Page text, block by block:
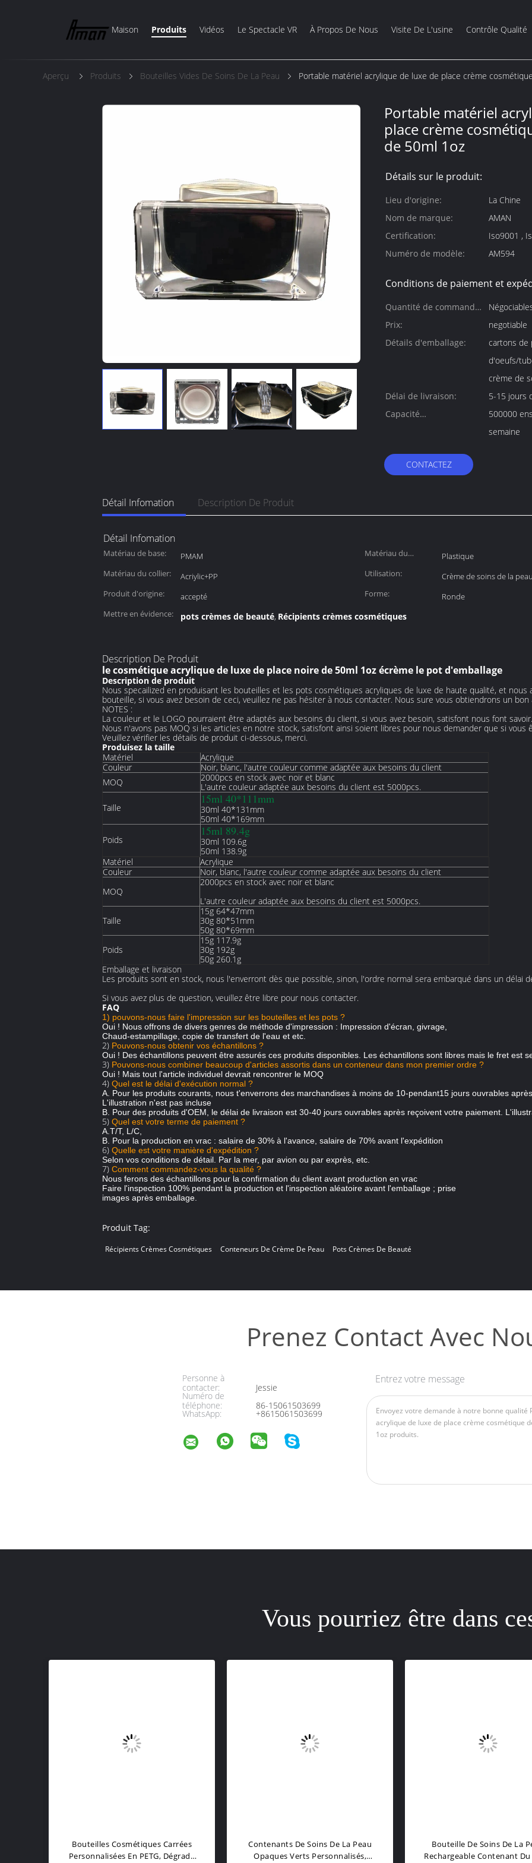
Maison Produits Vidéos Le Spectacle VR À Propos De Nous Visite De L'usine Contrôle Qualité
Aperçu Produits Bouteilles Vides De Soins De La Peau Portable matériel acrylique de luxe de place crème
Portable matériel
place crème
de 50ml 1oz
Détails sur le produit:
Lieu d'origine:
La Chine
Nom de marque:
AMAN
Certification:
Numéro de modèle:
AM594
Conditions de paiement et
Quantité de commande
min:
Prix:
negotiable
Détails d'emballage:
cartons de
d'oeufs/
crème de
Délai de livraison:
5-15 jours
Capacité
500000
semaine
CONTACTEZ
Détail Infomation Description De Produit
Détail Infomation
Matériau de base: PMAM
Matériau du
Plastique
Matériau du collier:
Acriylic+PP Utilisation:
Crème de soins de la
Produit d'origine:
accepté Forme:
Ronde
Mettre en évidence:
pots crèmes de beauté, Récipients crèmes cosmétiques
Description De Produit
le cosmétique acrylique de luxe de place noire de 50ml 1oz écrème le pot d'emballage
Description de produit
Nous specailized en produisant les bouteilles et les pots cosmétiques acryliques de luxe de haute qualité, et
bouteille, si vous avez besoin de ceci, veuillez ne pas hésiter à nous contacter. Nous sure vous obtiendrons un bon
NOTES :
La couleur et le LOGO pourraient être adaptés aux besoins du client, si vous avez besoin, satisfont nous font savoir.
Nous n'avons pas MOQ si les articles en notre stock, satisfont ainsi soient libres pour nous demander que si vous
Veuillez vérifier les détails de produit ci-dessous, merci.
Produisez la taille
Matériel
Acrylique
Couleur
Noir, blanc, l'autre couleur comme adaptée aux besoins du client
MOQ
2000pcs en stock avec noir et blanc
L'autre couleur adaptée aux besoins du client est 5000pcs.
Taille
15ml 40*111mm
30ml 40*131mm
50ml 40*169mm
Poids
15ml 89.4g
30ml 109.6g
50ml 138.9g
Matériel
Acrylique
Couleur
Noir, blanc, l'autre couleur comme adaptée aux besoins du client
MOQ
2000pcs en stock avec noir et blanc
L'autre couleur adaptée aux besoins du client est 5000pcs.
Taille
15g 64*47mm
30g 80*51mm
50g 80*69mm
Poids
15g 117.9g
30g 192g
50g 260.1g
Emballage et livraison
Les produits sont en stock, nous l'enverront dès que possible, sinon, l'ordre normal sera embarqué dans un délai
Si vous avez plus de question, veuillez être libre pour nous contacter.
FAQ
1) pouvons-nous faire l'impression sur les bouteilles et les pots ?
Oui ! Nous offrons de divers genres de méthode d'impression : Impression d'écran, givrage,
Chaud-estampillage, copie de transfert de l'eau et etc.
2) Pouvons-nous obtenir vos échantillons ?
Oui ! Des échantillons peuvent être assurés ces produits disponibles. Les échantillons sont libres mais le fret est
3) Pouvons-nous combiner beaucoup d'articles assortis dans un conteneur dans mon premier ordre ?
Oui ! Mais tout l'article individuel devrait rencontrer le MOQ
4) Quel est le délai d'exécution normal ?
A. Pour les produits courants, nous t'enverrons des marchandises à moins de 10-pendant15 jours ouvrables
L'illustration n'est pas incluse
B. Pour des produits d'OEM, le délai de livraison est 30-40 jours ouvrables après reçoivent votre paiement.
5) Quel est votre terme de paiement ?
A.T/T, L/C,
B. Pour la production en vrac : salaire de 30% à l'avance, salaire de 70% avant l'expédition
6) Quelle est votre manière d'expédition ?
Selon vos conditions de détail. Par la mer, par avion ou par exprès, etc.
7) Comment commandez-vous la qualité ?
Nous ferons des échantillons pour la confirmation du client avant production en vrac
Faire l'inspection 100% pendant la production et l'inspection aléatoire avant l'emballage ; prise
images après emballage.
Produit Tag:
Récipients Crèmes Cosmétiques Conteneurs De Crème De Peau Pots Crèmes De Beauté
Prenez Contact Avec
Personne à
contacter:
Jessie
Numéro de
téléphone:
86-15061503699
WhatsApp: +8615061503699
Entrez votre message
Vous pourriez être dans
Bouteilles Cosmétiques Carrées
Personnalisées En PETG, Dégradé
Contenants De Soins De La Peau
Opaques Verts Personnalisés,
Bouteille De Soins De La
Rechargeable Contenant Du